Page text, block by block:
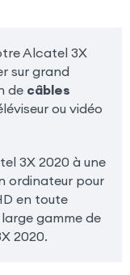
Alcatel 3X
sur grand
de câbles
ou vidéo
3X 2020 à une
ordinateur pour
en toute
gamme de
2020.